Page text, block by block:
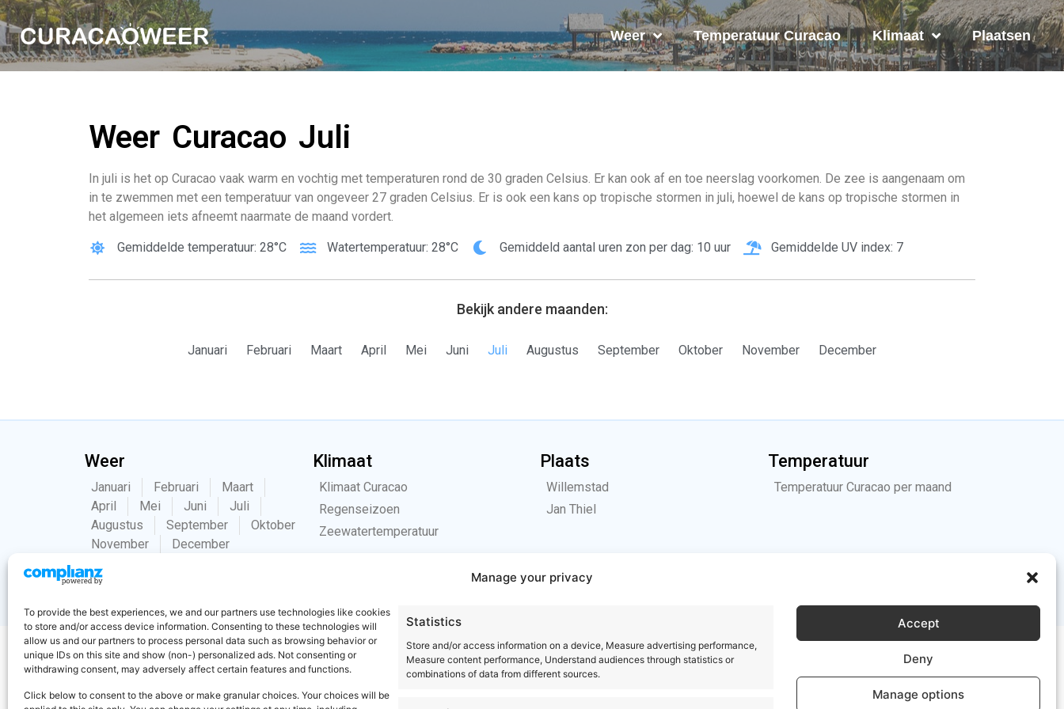
Manage your privacy
To provide the best experiences, we and our partners use technologies like cookies
to store and/or access device information. Consenting to these technologies will
allow us and our partners to process personal data such as browsing behavior or
unique IDs on this site and show (non-) personalized ads. Not consenting or
withdrawing consent, may adversely affect certain features and functions.
Click below to consent to the above or make granular choices. Your choices will be
Statistics
Store and/or access information on a device, Measure advertising performance,
Measure content performance, Understand audiences through statistics or
combinations of data from different sources.
Accept
Deny
Manage options
Weer Temperatuur Curacao Klimaat Plaatsen
Weer Curacao Juli
In juli is het op Curacao vaak warm en vochtig met temperaturen rond de 30 graden Celsius. Er kan ook af en toe neerslag voorkomen. De zee is aangenaam om
in te zwemmen met een temperatuur van ongeveer 27 graden Celsius. Er is ook een kans op tropische stormen in juli, hoewel de kans op tropische stormen in
het algemeen iets afneemt naarmate de maand vordert.
Gemiddelde temperatuur: 28°C Watertemperatuur: 28°C Gemiddeld aantal uren zon per dag: 10 uur Gemiddelde UV index: 7
Bekijk andere maanden:
Januari Februari Maart April Mei Juni Juli Augustus September Oktober November December
Weer
Januari Februari
Maart
April
Mei Juni
Juli
Augustus
September
Oktober
November
December
Klimaat
Klimaat Curacao
Regenseizoen
Zeewatertemperatuur
Plaats
Willemstad
Jan Thiel
Temperatuur
Temperatuur Curacao per maand